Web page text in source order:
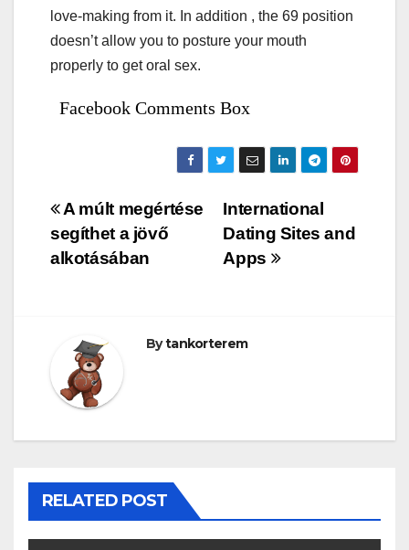
love-making from it. In addition , the 69 position
doesn’t allow you to posture your mouth
properly to get oral sex.
Facebook Comments Box
Bejegyzés
navigáció
International
Dating Sites and
Apps
A múlt megértése
segíthet a jövő
alkotásában
Bytankorterem
RELATED POST